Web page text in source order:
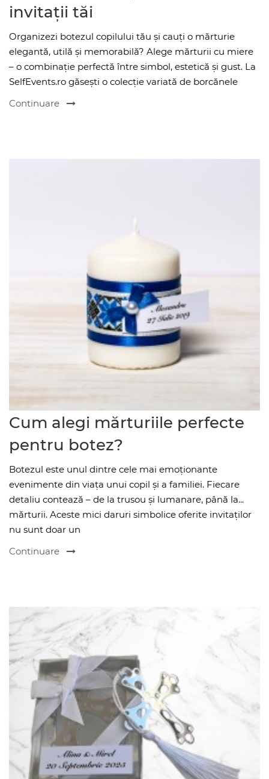
invitații tăi
Organizezi botezul copilului tău și cauți o mărturie
elegantă, utilă și memorabilă? Alege mărturii cu miere
– o combinație perfectă între simbol, estetică și gust. La
SelfEvents.ro găsești o colecție variată de borcănele
Continuare
Cum alegi mărturiile perfecte
pentru botez?
Botezul este unul dintre cele mai emoționante
evenimente din viața unui copil și a familiei. Fiecare
detaliu contează – de la trusou și lumanare, până la...
mărturii. Aceste mici daruri simbolice oferite invitaților
nu sunt doar un
Continuare